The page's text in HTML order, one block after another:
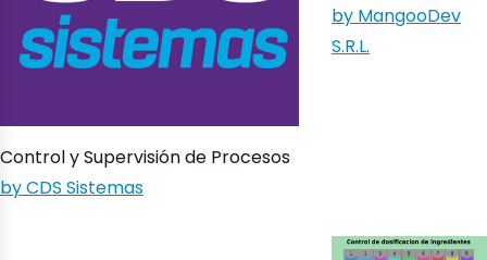
Control y Supervisión de Procesos
by CDS Sistemas
by MangooDev
S.R.L.